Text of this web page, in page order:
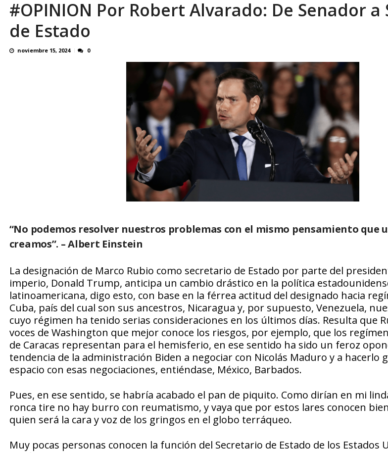
En 8 meses «876 horas de apagones» El desbastador costo del colapso eléctrico en...
#OPINION Por Robert Alvarado: De Senador a
de Estado
noviembre 15, 2024 0
“No podemos resolver nuestros problemas con el mismo pensamiento que
creamos”. – Albert Einstein
La designación de Marco Rubio como secretario de Estado por parte del
imperio, Donald Trump, anticipa un cambio drástico en la política
latinoamericana, digo esto, con base en la férrea actitud del designado hacia
Cuba, país del cual son sus ancestros, Nicaragua y, por supuesto, Venezuela,
cuyo régimen ha tenido serias consideraciones en los últimos días. Resulta que
voces de Washington que mejor conoce los riesgos, por ejemplo, que los
de Caracas representan para el hemisferio, en ese sentido ha sido un feroz
tendencia de la administración Biden a negociar con Nicolás Maduro y a hacerlo
espacio con esas negociaciones, entiéndase, México, Barbados.
Pues, en ese sentido, se habría acabado el pan de piquito. Como dirían en mi
ronca tire no hay burro con reumatismo, y vaya que por estos lares conocen
quien será la cara y voz de los gringos en el globo terráqueo.
Muy pocas personas conocen la función del Secretario de Estado de los Estados